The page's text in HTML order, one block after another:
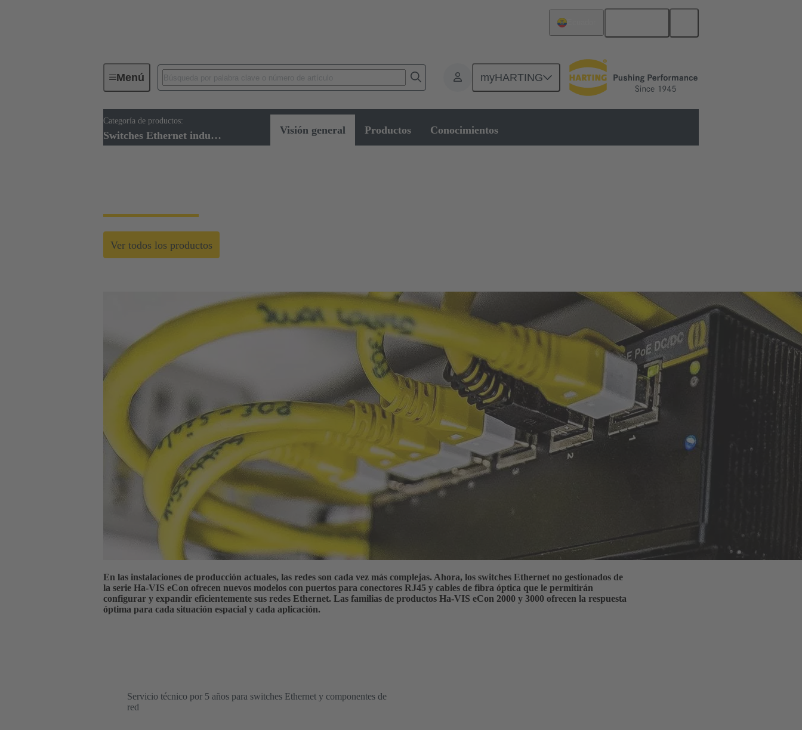
Menú myHARTING
Categoría de productos:
Switches Ethernet industriales Visión general Productos Conocimientos
Switches Ethernet industriales
Ver todos los productos
En las instalaciones de producción actuales, las redes son cada vez más complejas. Ahora, los switches Ethernet no gestionados de
la serie Ha-VIS eCon ofrecen nuevos modelos con puertos para conectores RJ45 y cables de fibra óptica que le permitirán
configurar y expandir eficientemente sus redes Ethernet. Las familias de productos Ha-VIS eCon 2000 y 3000 ofrecen la respuesta
óptima para cada situación espacial y cada aplicación.
Servicio técnico por 5 años para switches Ethernet y componentes de
red